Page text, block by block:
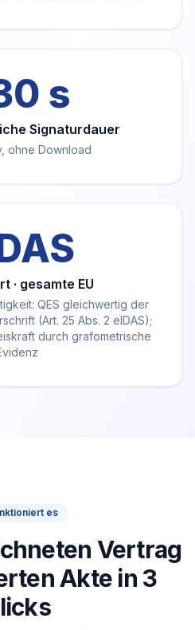
s
Signaturdauer
ohne Download
· gesamte EU
QES gleichwertig der
(Art. 25 Abs. 2 eIDAS);
durch grafometrische
es
Vertrag
Akte in 3